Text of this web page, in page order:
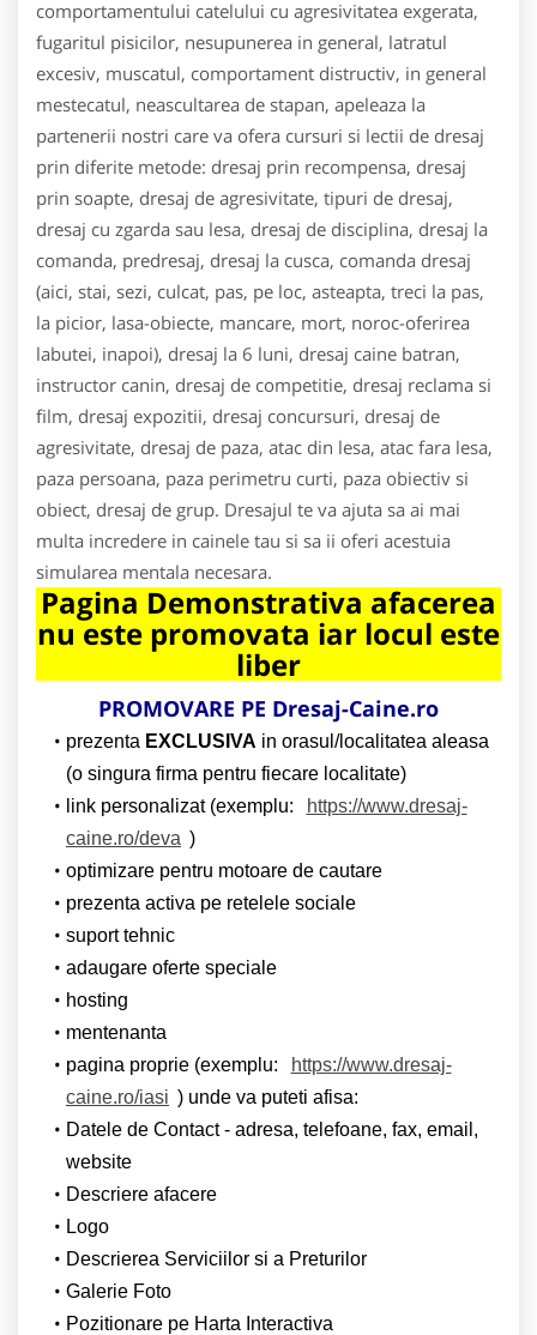
comportamentului catelului cu agresivitatea exgerata,
fugaritul pisicilor, nesupunerea in general, latratul
excesiv, muscatul, comportament distructiv, in general
mestecatul, neascultarea de stapan, apeleaza la
partenerii nostri care va ofera cursuri si lectii de dresaj
prin diferite metode: dresaj prin recompensa, dresaj
prin soapte, dresaj de agresivitate, tipuri de dresaj,
dresaj cu zgarda sau lesa, dresaj de disciplina, dresaj la
comanda, predresaj, dresaj la cusca, comanda dresaj
(aici, stai, sezi, culcat, pas, pe loc, asteapta, treci la pas,
la picior, lasa-obiecte, mancare, mort, noroc-oferirea
labutei, inapoi), dresaj la 6 luni, dresaj caine batran,
instructor canin, dresaj de competitie, dresaj reclama si
film, dresaj expozitii, dresaj concursuri, dresaj de
agresivitate, dresaj de paza, atac din lesa, atac fara lesa,
paza persoana, paza perimetru curti, paza obiectiv si
obiect, dresaj de grup. Dresajul te va ajuta sa ai mai
multa incredere in cainele tau si sa ii oferi acestuia
simularea mentala necesara.
Pagina Demonstrativa afacerea
nu este promovata iar locul este
liber
PROMOVARE PE Dresaj-Caine.ro
prezenta EXCLUSIVA in orasul/localitatea aleasa
(o singura firma pentru fiecare localitate)
link personalizat (exemplu:
https://www.dresaj-
caine.ro/deva )
optimizare pentru motoare de cautare
prezenta activa pe retelele sociale
suport tehnic
adaugare oferte speciale
hosting
mentenanta
pagina proprie (exemplu:
https://www.dresaj-
caine.ro/iasi ) unde va puteti afisa:
Datele de Contact - adresa, telefoane, fax, email,
website
Descriere afacere
Logo
Descrierea Serviciilor si a Preturilor
Galerie Foto
Pozitionare pe Harta Interactiva